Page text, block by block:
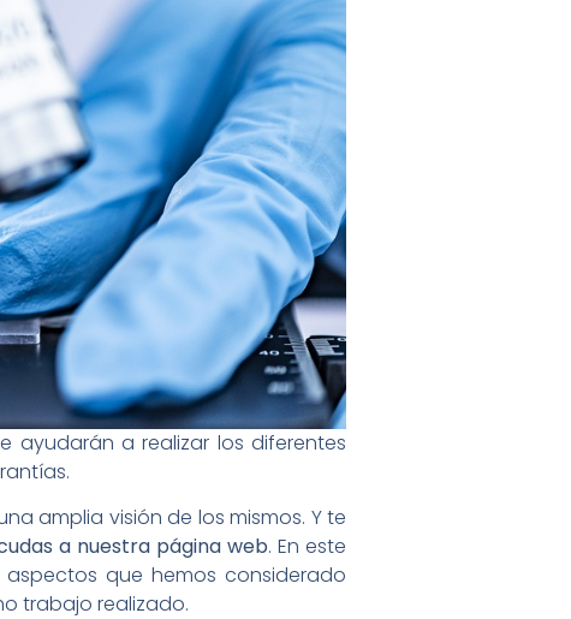
ayudarán a realizar los diferentes
amplia visión de los mismos. Y te
a nuestra página web. En este
que hemos considerado
trabajo realizado.